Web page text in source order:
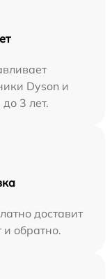
Dyson и
3 лет.
доставит
и обратно.